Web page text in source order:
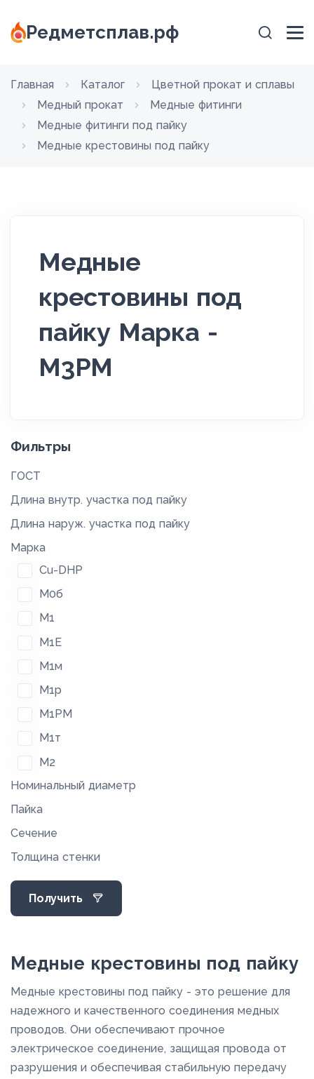
Редметсплав.рф
Главная Каталог
Цветной прокат и сплавы
Медный прокат
Медные фитинги
Медные фитинги под пайку
Медные крестовины под пайку
Медные
крестовины под
пайку Марка -
М3РМ
Фильтры
ГОСТ
Длина внутр. участка под пайку
Длина наруж. участка под пайку
Марка
Cu-DHP
М0б
М1
М1Е
М1м
М1р
М1РМ
М1т
М2
М2м
М2р
М2РМ
М2т
М3
М3М
Номинальный диаметр
Пайка
Сечение
Толщина стенки
Получить
Медные крестовины под пайку
Медные крестовины под пайку - это решение для
надежного и качественного соединения медных
проводов. Они обеспечивают прочное
электрическое соединение, защищая провода от
разрушения и обеспечивая стабильную передачу